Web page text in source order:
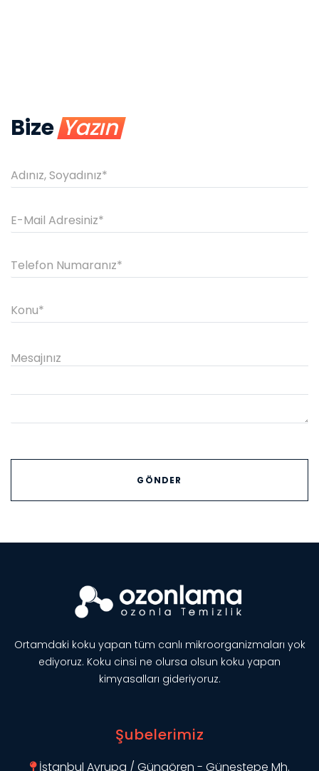
BizeYazın
Ortamdaki koku yapan tüm canlı mikroorganizmaları yok
ediyoruz. Koku cinsi ne olursa olsun koku yapan
kimyasalları gideriyoruz.
Şubelerimiz
İstanbul Avrupa / Güngören - Güneştepe Mh.